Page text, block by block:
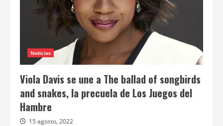
Noticias
Viola Davis se une a The ballad of songbirds
and snakes, la precuela de Los Juegos del
Hambre
15 agosto, 2022